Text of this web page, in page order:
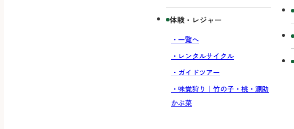
体験・レジャー
・一覧へ
・レンタルサイクル
・ガイドツアー
・味覚狩り｜竹の子・桃・源助
かぶ菜